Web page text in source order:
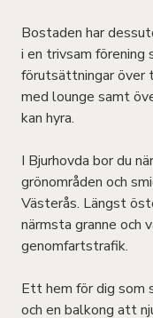
Bostaden har
i en trivsam förening
förutsättningar över
med lounge samt
kan hyra.
I Bjurhovda bor du
grönområden och
Västerås. Längst
närmsta granne och
genomfartstrafik.
Ett hem för dig
och en balkong att